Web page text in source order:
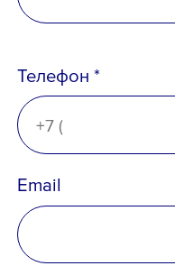
Порядком
резерва
персональных
Телефон *
Email